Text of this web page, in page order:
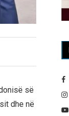
së
dhe në